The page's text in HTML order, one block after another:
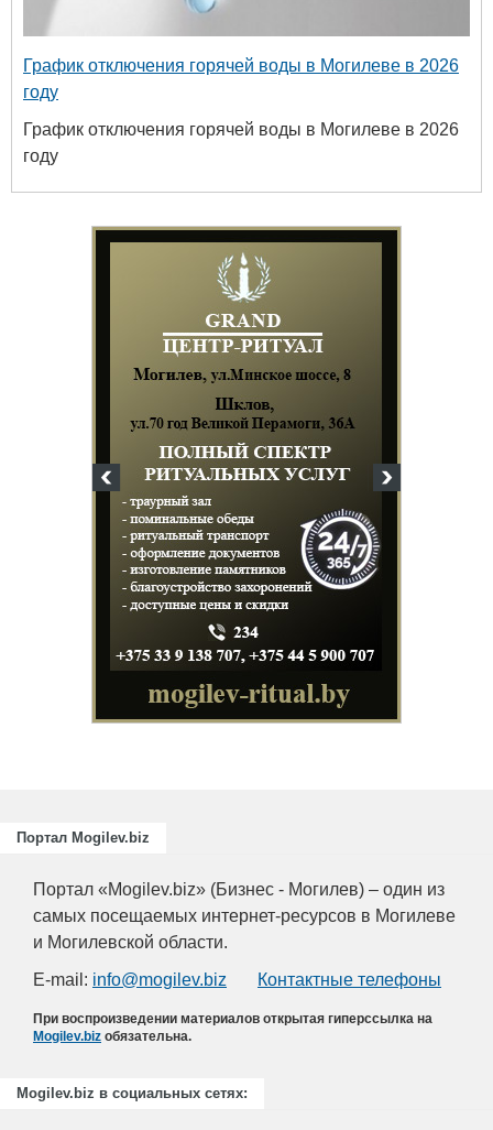
График отключения горячей воды в Могилеве в 2026
году
График отключения горячей воды в Могилеве в 2026
году
Портал Mogilev.biz
Портал «Mogilev.biz» (Бизнес - Могилев) – один из
самых посещаемых интернет-ресурсов в Могилеве
и Могилевской области.
E-mail: info@mogilev.biz Контактные телефоны
При воспроизведении материалов открытая гиперссылка на
Mogilev.biz обязательна.
Mogilev.biz в социальных сетях: